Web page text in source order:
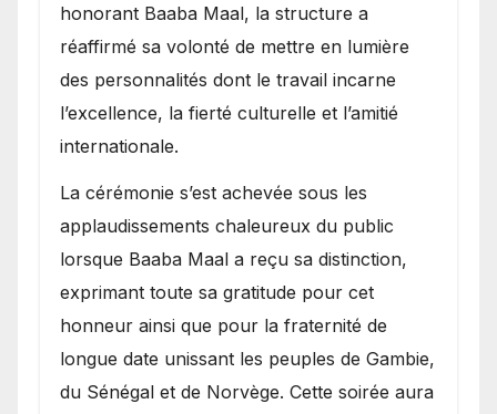
honorant Baaba Maal, la structure a
réaffirmé sa volonté de mettre en lumière
des personnalités dont le travail incarne
l’excellence, la fierté culturelle et l’amitié
internationale.
​La cérémonie s’est achevée sous les
applaudissements chaleureux du public
lorsque Baaba Maal a reçu sa distinction,
exprimant toute sa gratitude pour cet
honneur ainsi que pour la fraternité de
longue date unissant les peuples de Gambie,
du Sénégal et de Norvège. Cette soirée aura